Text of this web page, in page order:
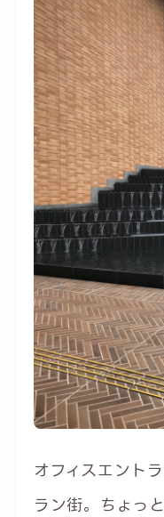
オフィスエント
ラン街。ちょっ